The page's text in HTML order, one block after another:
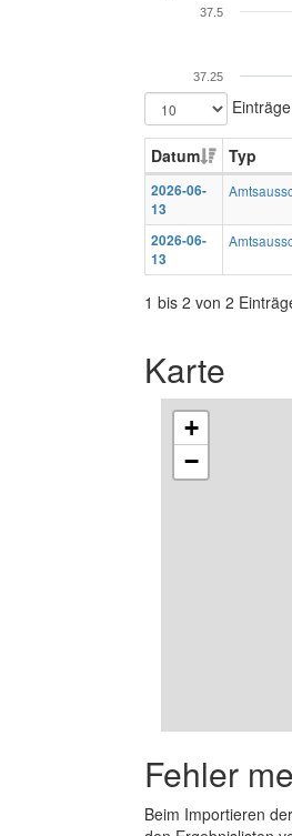
37.25
37.5
Datum Typ
2026-06-
13
2026-06-
13
1 bis 2 von 2
Karte
+
−
Fehler
Beim Importieren